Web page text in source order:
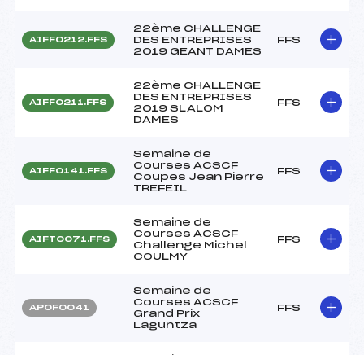
AIFF0212.FFS
22ème CHALLENGE
DES ENTREPRISES
2019 GEANT DAMES
FFS
AIFF0211.FFS
22ème CHALLENGE
DES ENTREPRISES
2019 SLALOM
DAMES
FFS
AIFF0141.FFS
Semaine de
Courses ACSCF
Coupes Jean Pierre
TREFEIL
FFS
AIFT0071.FFS
Semaine de
Courses ACSCF
Challenge Michel
COULMY
FFS
APOF0041
Semaine de
Courses ACSCF
Grand Prix
Laguntza
FFS